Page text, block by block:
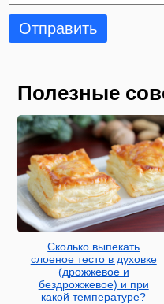
Отправить
Полезные
Сколько выпекать
слоеное тесто в духовке
(дрожжевое и
бездрожжевое) и при
какой температуре?